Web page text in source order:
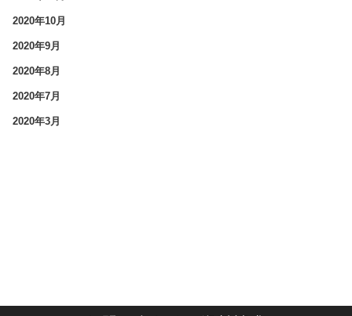
2020年10月
2020年9月
2020年8月
2020年7月
2020年3月